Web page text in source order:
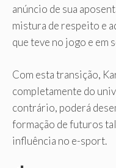
anúncio de sua
mistura de respeito e
que teve no jogo e em
Com esta transição,
completamente do
contrário, poderá
formação de futuros
influência no e-sport.